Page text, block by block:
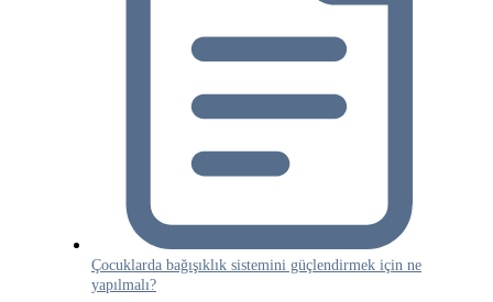
Çocuklarda bağışıklık sistemini güçlendirmek için ne
yapılmalı?